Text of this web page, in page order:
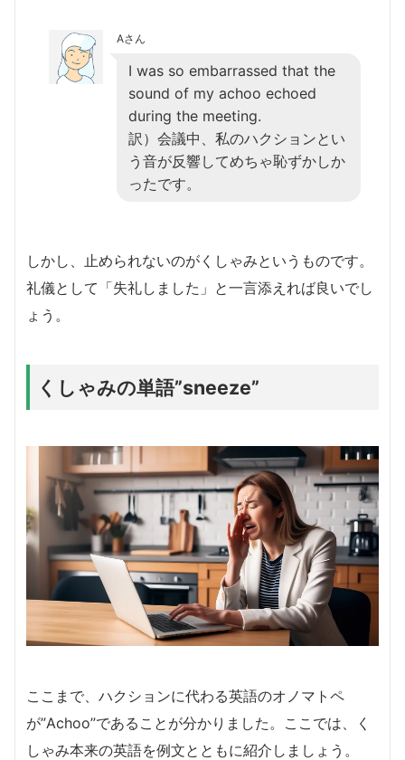
Aさん
I was so embarrassed that the
sound of my achoo echoed
during the meeting.
訳）会議中、私のハクションとい
う音が反響してめちゃ恥ずかしか
ったです。
しかし、止められないのがくしゃみというものです。
礼儀として「失礼しました」と一言添えれば良いでし
ょう。
くしゃみの単語”sneeze”
ここまで、ハクションに代わる英語のオノマトペ
が”Achoo”であることが分かりました。ここでは、く
しゃみ本来の英語を例文とともに紹介しましょう。